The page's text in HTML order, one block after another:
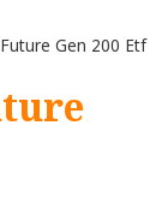
Gen 200 Etf